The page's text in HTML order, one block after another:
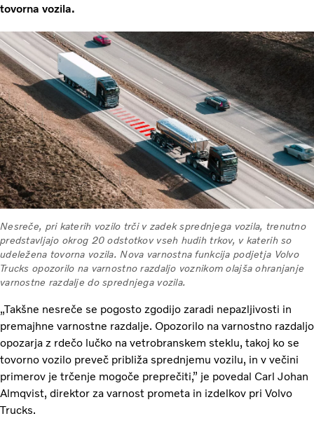
tovorna vozila.
Nesreče, pri katerih vozilo trči v zadek sprednjega vozila, trenutno
predstavljajo okrog 20 odstotkov vseh hudih trkov, v katerih so
udeležena tovorna vozila. Nova varnostna funkcija podjetja Volvo
Trucks opozorilo na varnostno razdaljo voznikom olajša ohranjanje
varnostne razdalje do sprednjega vozila.
„Takšne nesreče se pogosto zgodijo zaradi nepazljivosti in
premajhne varnostne razdalje. Opozorilo na varnostno razdaljo
opozarja z rdečo lučko na vetrobranskem steklu, takoj ko se
tovorno vozilo preveč približa sprednjemu vozilu, in v večini
primerov je trčenje mogoče preprečiti,” je povedal Carl Johan
Almqvist, direktor za varnost prometa in izdelkov pri Volvo
Trucks.